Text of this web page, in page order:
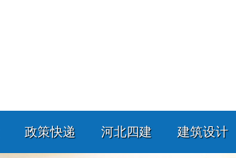
政策快递 河北四建 建筑设计